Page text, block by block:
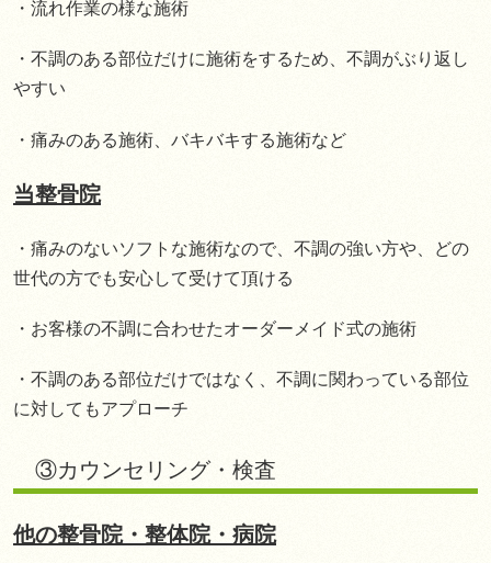
・流れ作業の様な施術
・不調のある部位だけに施術をするため、不調がぶり返し
やすい
・痛みのある施術、バキバキする施術など
当整骨院
・痛みのないソフトな施術なので、不調の強い方や、どの
世代の方でも安心して受けて頂ける
・お客様の不調に合わせたオーダーメイド式の施術
・不調のある部位だけではなく、不調に関わっている部位
に対してもアプローチ
③カウンセリング・検査
他の整骨院・整体院・病院